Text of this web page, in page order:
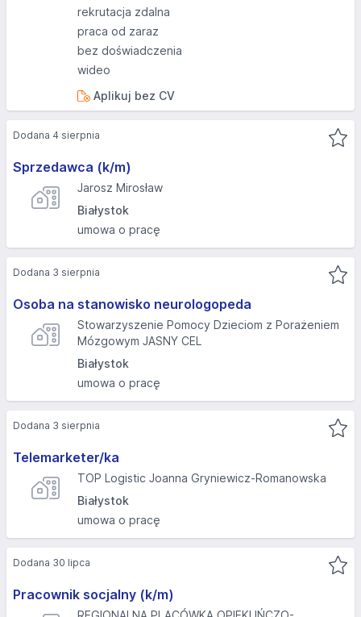
rekrutacja zdalna
praca od zaraz
bez doświadczenia
wideo
Aplikuj bez CV
Sprzedawca (k/m)
Jarosz Mirosław
Białystok
umowa o pracę
Dodana 4 sierpnia
Osoba na stanowisko neurologopeda
Stowarzyszenie Pomocy Dzieciom z Porażeniem
Mózgowym JASNY CEL
Białystok
umowa o pracę
Dodana 3 sierpnia
Telemarketer/ka
TOP Logistic Joanna Gryniewicz-Romanowska
Białystok
umowa o pracę
Dodana 3 sierpnia
Pracownik socjalny (k/m)
Dodana 30 lipca